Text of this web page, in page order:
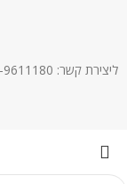
ליצירת קשר: 03-9611180